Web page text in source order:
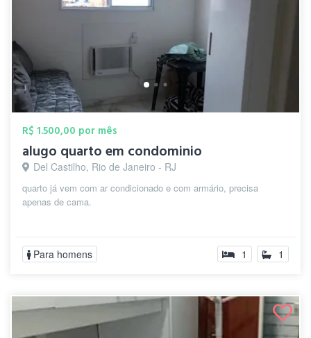
R$ 1.500,00 por mês
alugo quarto em condominio
Del Castilho, Rio de Janeiro - RJ
quarto já vem com ar condicionado e com armário, precisa
apenas de cama.
Para homens 1 1